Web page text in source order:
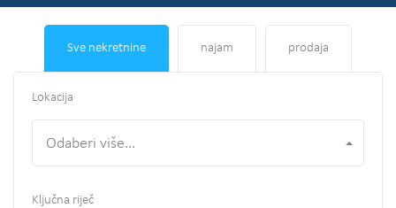
Sve nekretnine najam prodaja
Lokacija
Odaberi više...
Ključna riječ